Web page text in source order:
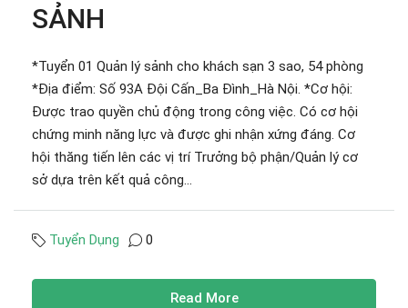
SẢNH
*Tuyển 01 Quản lý sảnh cho khách sạn 3 sao, 54 phòng
*Địa điểm: Số 93A Đội Cấn_Ba Đình_Hà Nội. *Cơ hội:
Được trao quyền chủ động trong công việc. Có cơ hội
chứng minh năng lực và được ghi nhận xứng đáng. Cơ
hội thăng tiến lên các vị trí Trưởng bộ phận/Quản lý cơ
sở dựa trên kết quả công...
Tuyển Dụng 0
Read More